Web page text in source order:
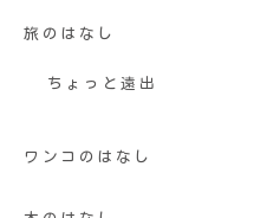
旅のはなし
ちょっと遠出
ワンコのはなし